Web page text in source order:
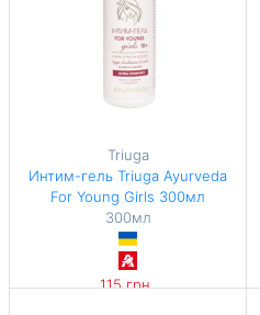
Triuga
Интим-гель Triuga Ayurveda
For Young Girls 300мл
300мл
115 грн